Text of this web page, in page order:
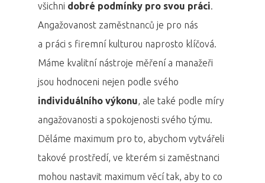
všichni dobré podmínky pro svou práci.
Angažovanost zaměstnanců je pro nás
a práci s firemní kulturou naprosto klíčová.
Máme kvalitní nástroje měření a manažeři
jsou hodnoceni nejen podle svého
individuálního výkonu, ale také podle míry
angažovanosti a spokojenosti svého týmu.
Děláme maximum pro to, abychom vytvářeli
takové prostředí, ve kterém si zaměstnanci
mohou nastavit maximum věcí tak, aby to co